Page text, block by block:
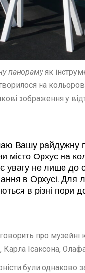
панорамуяк
на
зображення у
Вашу райдужну
місто Орхус на
увагу не лише до
в Орхусі. Для
в різні пори
про музейні
Карла Ісаксона,
були однаково